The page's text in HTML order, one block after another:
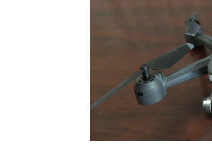
بريغابالين مخبأة وسط مادة
الرمل
إحباط محاولة تهريب 1084 هاتفا
نقالا بميناء الجزائر
الأغواط: حجز 7400 قرص مهلوس